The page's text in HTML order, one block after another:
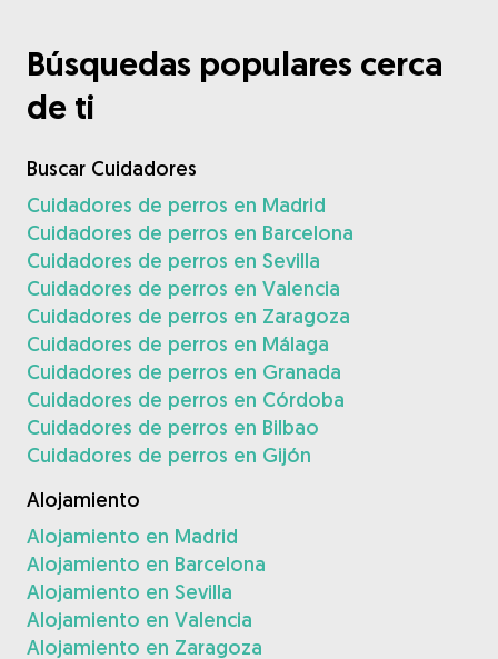
Búsquedas populares cerca
de ti
Buscar Cuidadores
Cuidadores de perros en Madrid
Cuidadores de perros en Barcelona
Cuidadores de perros en Sevilla
Cuidadores de perros en Valencia
Cuidadores de perros en Zaragoza
Cuidadores de perros en Málaga
Cuidadores de perros en Granada
Cuidadores de perros en Córdoba
Cuidadores de perros en Bilbao
Cuidadores de perros en Gijón
Alojamiento
Alojamiento en Madrid
Alojamiento en Barcelona
Alojamiento en Sevilla
Alojamiento en Valencia
Alojamiento en Zaragoza